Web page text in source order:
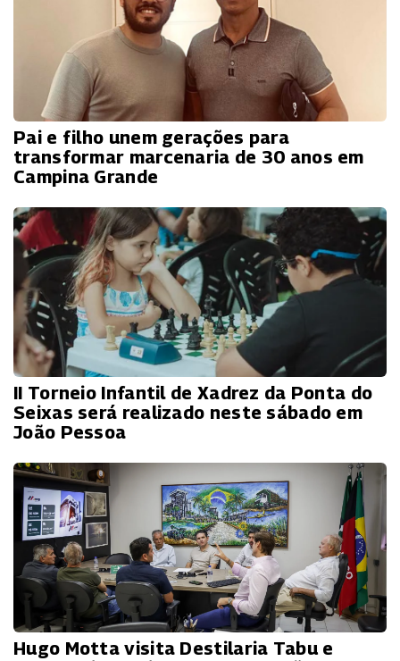
Pai e filho unem gerações para
transformar marcenaria de 30 anos em
Campina Grande
II Torneio Infantil de Xadrez da Ponta do
Seixas será realizado neste sábado em
João Pessoa
Hugo Motta visita Destilaria Tabu e